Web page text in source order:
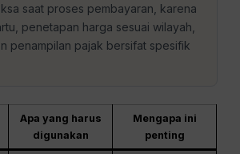
saat proses pembayaran, karena
penetapan harga sesuai wilayah,
penampilan pajak bersifat spesifik
Apa yang harus
digunakan
Mengapa ini
penting